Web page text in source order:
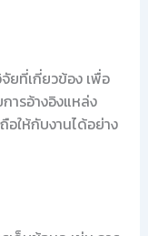
ยที่เกี่ยวข้อง เพื่อ
ารอ้างอิงแหล่ง
อให้กับงานได้อย่าง